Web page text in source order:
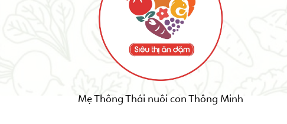
Mẹ Thông Thái nuôi con Thông Minh